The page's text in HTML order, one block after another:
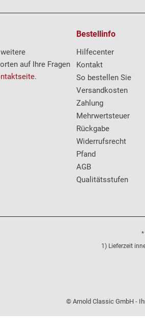
auf Ihre Fragen
.
Bestellinfo
Hilfecenter
Kontakt
So bestellen Sie
Versandkosten
Zahlung
Mehrwertsteuer
Rückgabe
Widerrufsrecht
Pfand
AGB
Qualitätsstufen
*
1) Lieferzeit
© Arnold Classic GmbH -